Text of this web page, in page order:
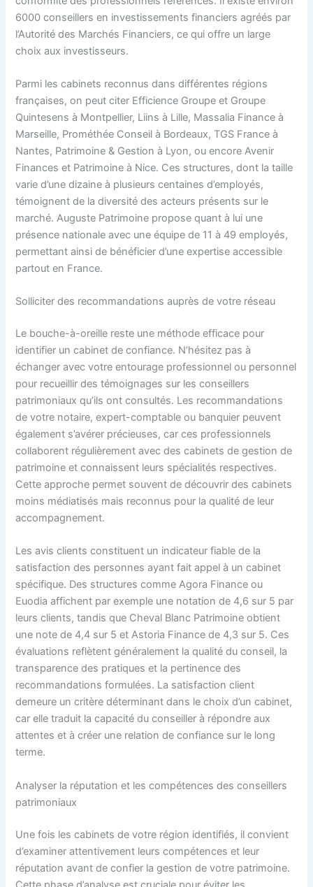
6000 conseillers en investissements financiers agréés par
l’Autorité des Marchés Financiers, ce qui offre un large
choix aux investisseurs.
Parmi les cabinets reconnus dans différentes régions
françaises, on peut citer Efficience Groupe et Groupe
Quintesens à Montpellier, Liins à Lille, Massalia Finance à
Marseille, Prométhée Conseil à Bordeaux, TGS France à
Nantes, Patrimoine & Gestion à Lyon, ou encore Avenir
Finances et Patrimoine à Nice. Ces structures, dont la taille
varie d’une dizaine à plusieurs centaines d’employés,
témoignent de la diversité des acteurs présents sur le
marché. Auguste Patrimoine propose quant à lui une
présence nationale avec une équipe de 11 à 49 employés,
permettant ainsi de bénéficier d’une expertise accessible
partout en France.
Solliciter des recommandations auprès de votre réseau
Le bouche-à-oreille reste une méthode efficace pour
identifier un cabinet de confiance. N’hésitez pas à
échanger avec votre entourage professionnel ou personnel
pour recueillir des témoignages sur les conseillers
patrimoniaux qu’ils ont consultés. Les recommandations
de votre notaire, expert-comptable ou banquier peuvent
également s’avérer précieuses, car ces professionnels
collaborent régulièrement avec des cabinets de gestion de
patrimoine et connaissent leurs spécialités respectives.
Cette approche permet souvent de découvrir des cabinets
moins médiatisés mais reconnus pour la qualité de leur
accompagnement.
Les avis clients constituent un indicateur fiable de la
satisfaction des personnes ayant fait appel à un cabinet
spécifique. Des structures comme Agora Finance ou
Euodia affichent par exemple une notation de 4,6 sur 5 par
leurs clients, tandis que Cheval Blanc Patrimoine obtient
une note de 4,4 sur 5 et Astoria Finance de 4,3 sur 5. Ces
évaluations reflètent généralement la qualité du conseil, la
transparence des pratiques et la pertinence des
recommandations formulées. La satisfaction client
demeure un critère déterminant dans le choix d’un cabinet,
car elle traduit la capacité du conseiller à répondre aux
attentes et à créer une relation de confiance sur le long
terme.
Analyser la réputation et les compétences des conseillers
patrimoniaux
Une fois les cabinets de votre région identifiés, il convient
d’examiner attentivement leurs compétences et leur
réputation avant de confier la gestion de votre patrimoine.